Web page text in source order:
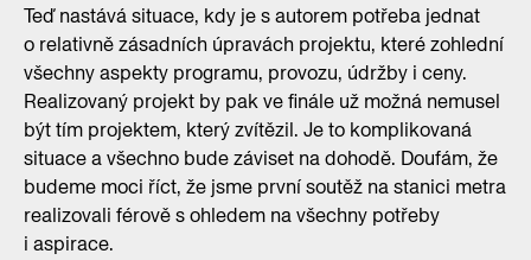
Teď nastává situace, kdy je s autorem potřeba jednat
o relativně zásadních úpravách projektu, které zohlední
všechny aspekty programu, provozu, údržby i ceny.
Realizovaný projekt by pak ve finále už možná nemusel
být tím projektem, který zvítězil. Je to komplikovaná
situace a všechno bude záviset na dohodě. Doufám, že
budeme moci říct, že jsme první soutěž na stanici metra
realizovali férově s ohledem na všechny potřeby
i aspirace.